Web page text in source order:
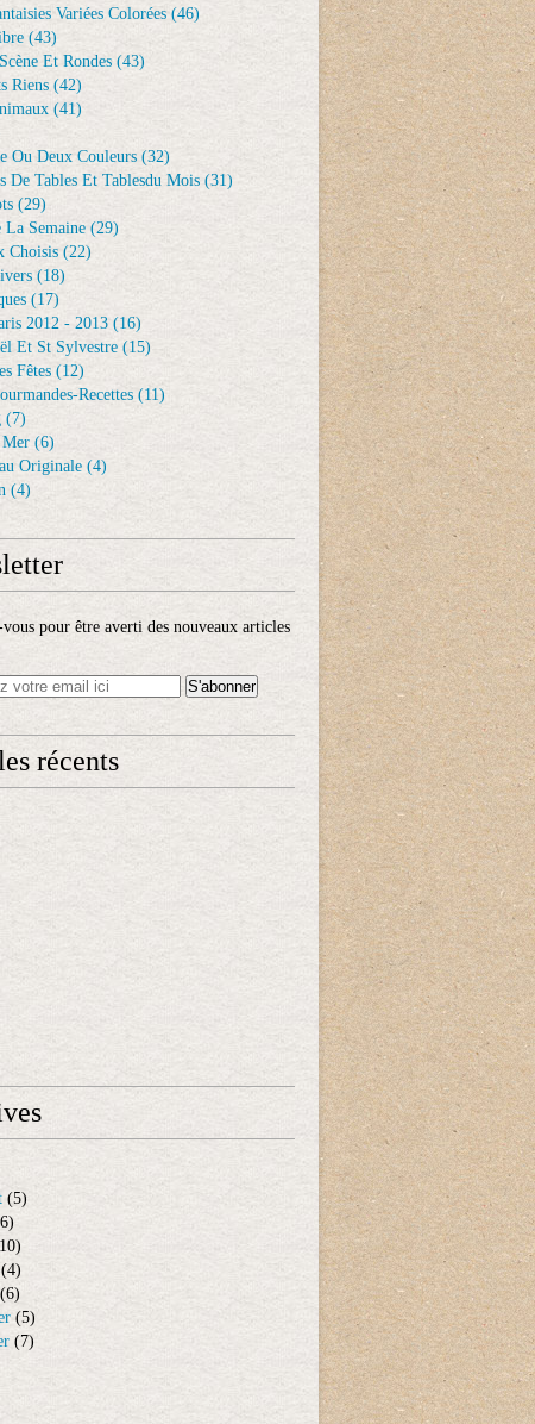
Variées Colorées (46)
(43)
Et Rondes (43)
Riens (42)
(41)
Ou Deux Couleurs (32)
De Tables Et Tablesdu Mois (31)
(29)
La Semaine (29)
Choisis (22)
(18)
(17)
2012 - 2013 (16)
Et St Sylvestre (15)
Fêtes (12)
Recettes (11)
(7)
(6)
Originale (4)
(4)
pour être averti des nouveaux articles
récents
(5)
(4)
(6)
(5)
(7)